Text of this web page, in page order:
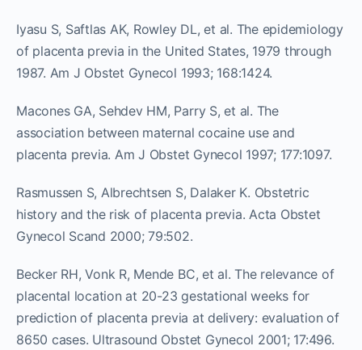
Iyasu S, Saftlas AK, Rowley DL, et al. The epidemiology
of placenta previa in the United States, 1979 through
1987. Am J Obstet Gynecol 1993; 168:1424.
Macones GA, Sehdev HM, Parry S, et al. The
association between maternal cocaine use and
placenta previa. Am J Obstet Gynecol 1997; 177:1097.
Rasmussen S, Albrechtsen S, Dalaker K. Obstetric
history and the risk of placenta previa. Acta Obstet
Gynecol Scand 2000; 79:502.
Becker RH, Vonk R, Mende BC, et al. The relevance of
placental location at 20-23 gestational weeks for
prediction of placenta previa at delivery: evaluation of
8650 cases. Ultrasound Obstet Gynecol 2001; 17:496.